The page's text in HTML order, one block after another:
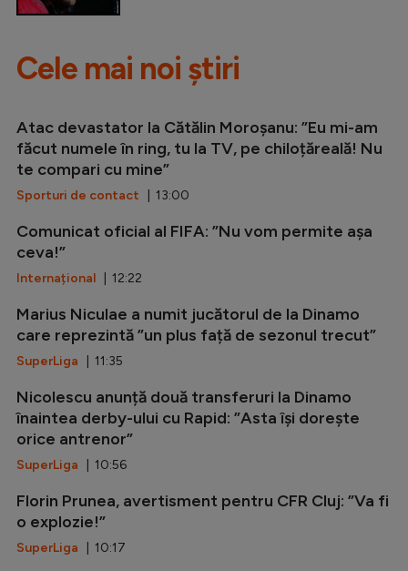
Cele mai noi știri
Atac devastator la Cătălin Moroșanu: ”Eu mi-am
făcut numele în ring, tu la TV, pe chiloțăreală! Nu
te compari cu mine”
Sporturi de contact | 13:00
Comunicat oficial al FIFA: ”Nu vom permite așa
ceva!”
Internațional | 12:22
Marius Niculae a numit jucătorul de la Dinamo
care reprezintă ”un plus față de sezonul trecut”
SuperLiga | 11:35
Nicolescu anunță două transferuri la Dinamo
înaintea derby-ului cu Rapid: ”Asta își dorește
orice antrenor”
SuperLiga | 10:56
Florin Prunea, avertisment pentru CFR Cluj: ”Va fi
o explozie!”
SuperLiga | 10:17